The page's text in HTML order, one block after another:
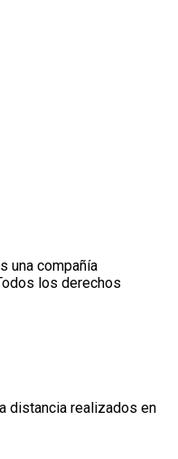
una compañía
los derechos
distancia realizados en